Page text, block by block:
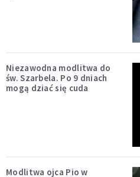
Niezawodna modlitwa do
św. Szarbela. Po 9 dniach
mogą dziać się cuda
Modlitwa ojca Pio w